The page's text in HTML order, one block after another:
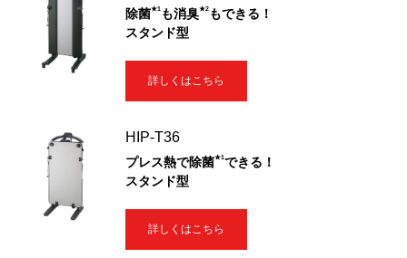
除菌★1 も消臭★2 もできる！
スタンド型
詳しくはこちら
HIP-T36
プレス熱で除菌★1 できる！
スタンド型
詳しくはこちら